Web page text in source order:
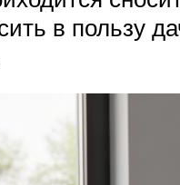
в пользу